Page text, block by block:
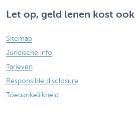
Let op, geld lenen kost ook
Sitemap
Juridische info
Tarieven
Responsible disclosure
Toegankelijkheid